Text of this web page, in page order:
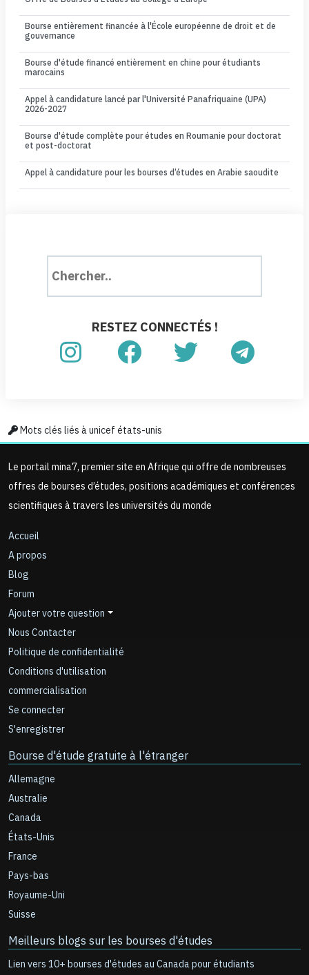
Bourse entièrement financée à l'École européenne de droit et de
gouvernance
Bourse d'étude financé entièrement en chine pour étudiants
marocains
Appel à candidature lancé par l'Université Panafriquaine (UPA)
2026-2027
Bourse d'étude complète pour études en Roumanie pour doctorat
et post-doctorat
Appel à candidature pour les bourses d’études en Arabie saoudite
RESTEZ CONNECTÉS !
Mots clés liés à unicef états-unis
Le portail mina7, premier site en Afrique qui offre de nombreuses
offres de bourses d’études, positions académiques et conférences
scientifiques à travers les universités du monde
Accueil
A propos
Blog
Forum
Ajouter votre question
Nous Contacter
Politique de confidentialité
Conditions d'utilisation
commercialisation
Se connecter
S'enregistrer
Bourse d'étude gratuite à l'étranger
Allemagne
Australie
Canada
États-Unis
France
Pays-bas
Royaume-Uni
Suisse
Meilleurs blogs sur les bourses d'études
Lien vers 10+ bourses d'études au Canada pour étudiants